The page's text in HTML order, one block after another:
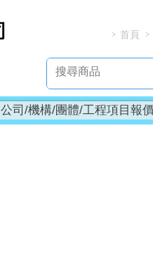
>
首頁
公司/機構/團體/工程項目報